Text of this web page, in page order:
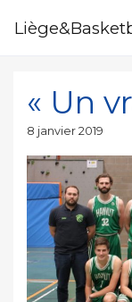
« Un
Publié
8 janvier 2019